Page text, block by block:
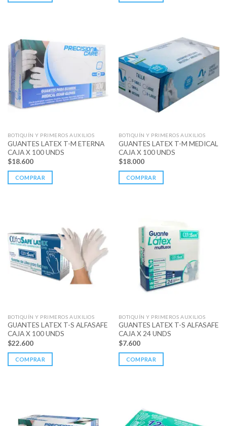
BOTIQUÍN Y PRIMEROS AUXILIOS
GUANTES LATEX T-M ETERNA
CAJA X 100 UNDS
$18.600
COMPRAR
BOTIQUÍN Y PRIMEROS AUXILIOS
GUANTES LATEX T-M MEDICAL
CAJA X 100 UNDS
$18.000
COMPRAR
BOTIQUÍN Y PRIMEROS AUXILIOS
GUANTES LATEX T-S ALFASAFE
CAJA X 100 UNDS
$22.600
COMPRAR
BOTIQUÍN Y PRIMEROS AUXILIOS
GUANTES LATEX T-S ALFASAFE
CAJA X 24 UNDS
$7.600
COMPRAR